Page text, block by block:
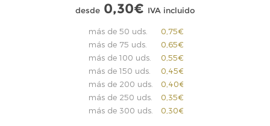
desde 0,30€ IVA incluido
más de 50 uds.
más de 75 uds.
más de 100 uds.
más de 150 uds.
más de 200 uds.
más de 250 uds.
más de 300 uds.
0,75€
0,65€
0,55€
0,45€
0,40€
0,35€
0,30€